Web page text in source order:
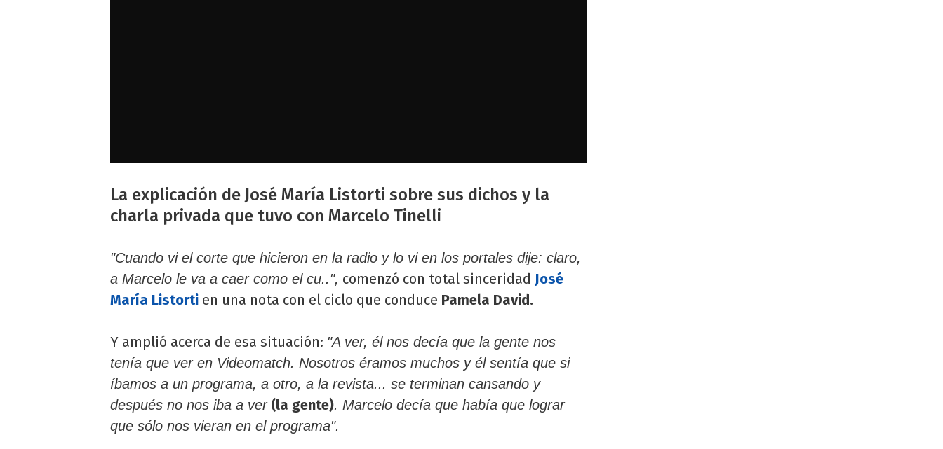
La explicación de José María Listorti sobre sus dichos y la
charla privada que tuvo con Marcelo Tinelli
"Cuando vi el corte que hicieron en la radio y lo vi en los portales dije: claro,
a Marcelo le va a caer como el cu..", comenzó con total sinceridad José
María Listorti en una nota con el ciclo que conduce Pamela David.
Y amplió acerca de esa situación: "A ver, él nos decía que la gente nos
tenía que ver en Videomatch. Nosotros éramos muchos y él sentía que si
íbamos a un programa, a otro, a la revista... se terminan cansando y
después no nos iba a ver(la gente). Marcelo decía que había que lograr
que sólo nos vieran en el programa".